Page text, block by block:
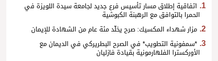
اتفاقية إطلاق مسار تأسيس فرع جديد لجامعة سيدة اللويزة في
الحمرا بالتوافق مع الرهبنة الكبوشية
مزار شهداء المكسيك: صرح يخلّد مئة عام من الشهادة للإيمان
*سمفونية التطويب* في الصرح البطريركي في الديمان مع
الأوركسترا الفلهارمونية بقيادة فازليان